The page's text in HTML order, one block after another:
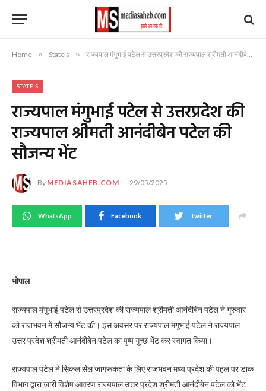
Home » State's » राज्यपाल मंगुभाई पटेल से उत्तरप्रदेश की राज्यपाल श्रीमती आनंदीबेन पटेल की सौजन्य भेंट
STATE'S
राज्यपाल मंगुभाई पटेल से उत्तरप्रदेश की
राज्यपाल श्रीमती आनंदीबेन पटेल की
सौजन्य भेंट
By MEDIASAHEB.COM 29/05/2025
WhatsApp Facebook Twitter
भोपाल
राज्यपाल मंगुभाई पटेल से उत्तरप्रदेश की राज्यपाल श्रीमती आनंदीबेन पटेल ने गुरुवार
को राजभवन में सौजन्य भेंट की। इस अवसर पर राज्यपाल मंगुभाई पटेल ने राज्यपाल
उत्तर प्रदेश श्रीमती आनंदीबेन पटेल का पुष्प गुच्छ भेंट कर स्वागत किया।
राज्यपाल पटेल ने सिकल सेल जागरूकता के लिए राजभवन मध्य प्रदेश की पहल पर डाक
विभाग द्वारा जारी विशेष आवरण राज्यपाल उत्तर प्रदेश श्रीमती आनंदीबेन पटेल को भेंट